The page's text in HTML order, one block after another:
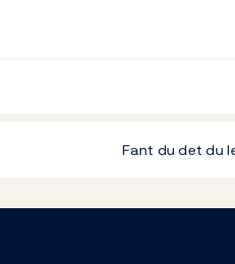
Fant du det du